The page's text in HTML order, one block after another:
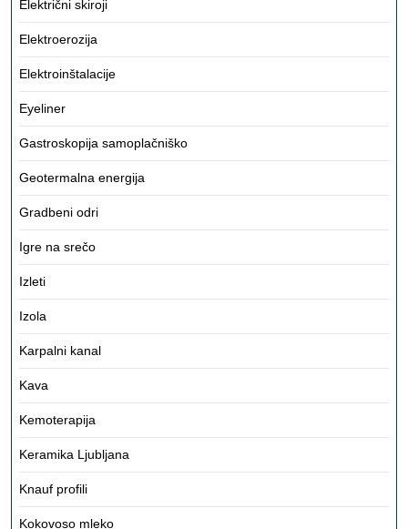
Električni skiroji
Elektroerozija
Elektroinštalacije
Eyeliner
Gastroskopija samoplačniško
Geotermalna energija
Gradbeni odri
Igre na srečo
Izleti
Izola
Karpalni kanal
Kava
Kemoterapija
Keramika Ljubljana
Knauf profili
Kokovoso mleko